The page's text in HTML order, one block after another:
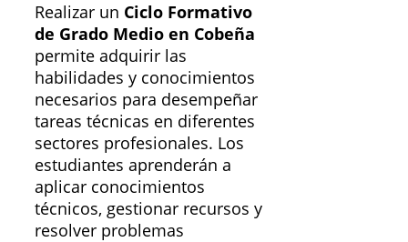
Realizar un Ciclo Formativo
de Grado Medio en Cobeña
permite adquirir las
habilidades y conocimientos
necesarios para desempeñar
tareas técnicas en diferentes
sectores profesionales. Los
estudiantes aprenderán a
aplicar conocimientos
técnicos, gestionar recursos y
resolver problemas